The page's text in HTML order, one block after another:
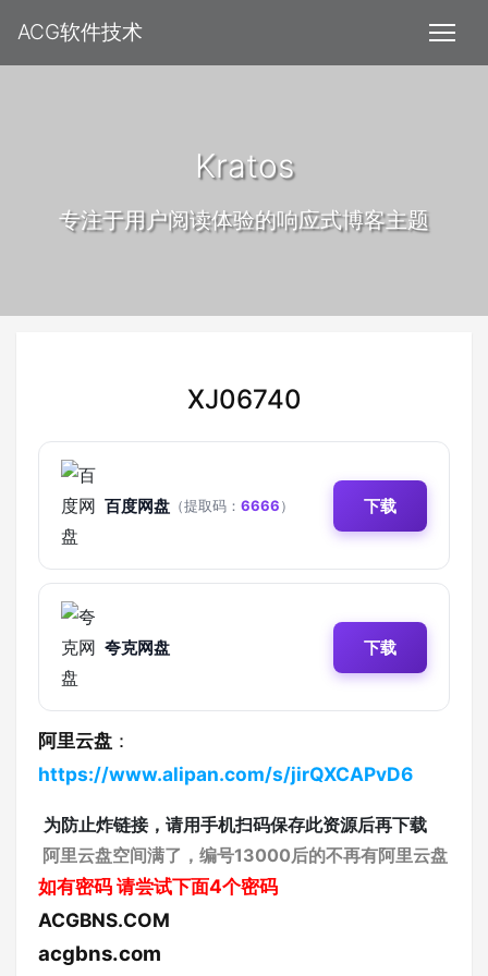
ACG软件技术
Kratos
专注于用户阅读体验的响应式博客主题
XJ06740
百度网盘 （提取码： 6666） 下载
夸克网盘 下载
阿里云盘 ：
https://www.alipan.com/s/jirQXCAPvD6
为防止炸链接，请用手机扫码保存此资源后再下载
阿里云盘空间满了，编号13000后的不再有阿里云盘
如有密码请尝试下面4个密码
ACGBNS.COM
acgbns.com